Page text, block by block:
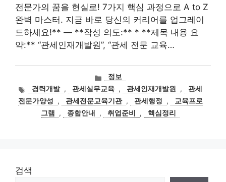
전문가의 꿈을 현실로! 7가지 핵심 과정으로 A to Z
완벽 마스터. 지금 바로 당신의 커리어를 업그레이
드하세요!** — **작성 의도:** * **제목 내용 요
약:** “관세인재개발원”, “관세 전문 교육…
카
테
고
리
정보
태
그
경력개발 , 관세실무교육 , 관세인재개발원 ,
관세
전문가양성
, 관세전문교육기관 , 관세행정 ,
교육프로
그램
, 종합안내 , 취업준비 , 핵심정리
검색